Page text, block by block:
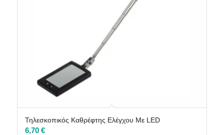
Τηλεσκοπικός Καθρέφτης Ελέγχου Με LED
6,70 €